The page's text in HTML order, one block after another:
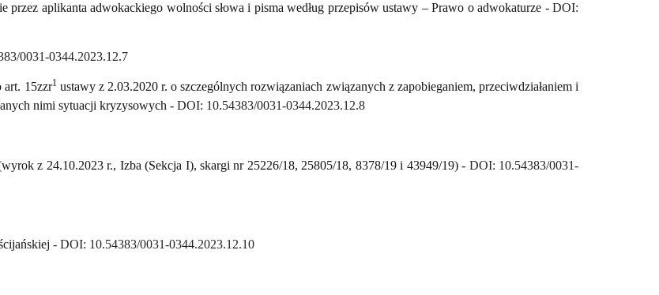
przez aplikanta adwokackiego wolności słowa i pisma według przepisów ustawy – Prawo o adwokaturze -DOI:
0031-0344.2023.12.7
art. 15zzr1 ustawy z 2.03.2020 r. o szczególnych rozwiązaniach związanych z zapobieganiem, przeciwdziałaniem i
nimi sytuacji kryzysowych - DOI: 10.54383/0031-0344.2023.12.8
z 24.10.2023 r., Izba (Sekcja I), skargi nr 25226/18, 25805/18, 8378/19 i 43949/19) - DOI: 10.54383/0031-
- DOI: 10.54383/0031-0344.2023.12.10